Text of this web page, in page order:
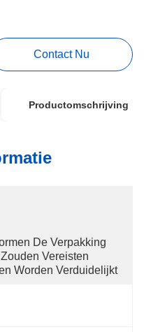
Contact Nu
Productomschrijving
De Verpakking
Vereisten
Worden Verduidelijkt